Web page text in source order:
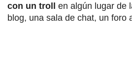
con un troll en algún lugar de
blog, una sala de chat, un foro